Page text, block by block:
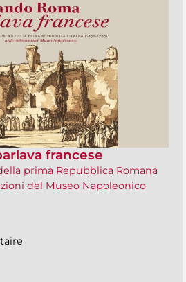
francese
prima Repubblica Romana
del Museo Napoleonico